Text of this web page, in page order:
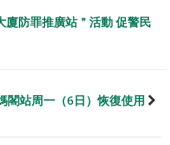
廈防罪推廣站＂活動 促警民
閣站周一（6日）恢復使用